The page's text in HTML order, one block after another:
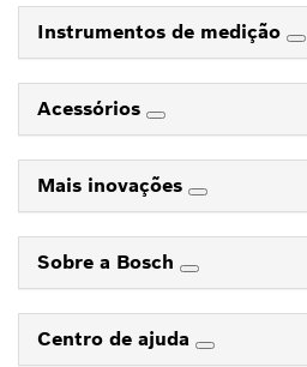
Instrumentos de medição
Acessórios
Mais inovações
Sobre a Bosch
Centro de ajuda